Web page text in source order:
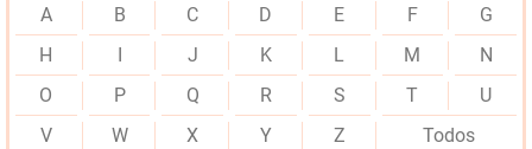
A B C D E F
G
H
J K L M
N
O
P Q R S T
U
V
W X Y Z Todos